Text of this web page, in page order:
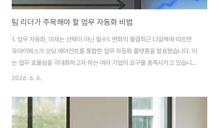
팀 리더가 주목해야 할 업무 자동화 비법
1. 업무 자동화, 이제는 선택이 아닌 필수1. 변화의 물결최근 디일렉에 따르면
유아이패스가 코딩 에이전트를 통합한 업무 자동화 플랫폼을 발표했습니다. 이
는 업무 효율성을 극대화하고자 하는 여러 기업의 요구를 충족시키고 있습니
다. 업무 자동화의 필요성은 2026년까지 40% 이상의 기업에서 필수 요소로
육과정을 소개하며, 비개발자도 AI를 활용해 업무를 자동화할 수 있는 시대가
되었습니다. 이러한 트렌드는 덜 복잡한 프로세스를 자동화해 시간과 비용을
절감하는 데 기여합니다.2. 업무 자동화, 성공적으로 도입하는 방법1. 핵심 프
2026. 6. 6.